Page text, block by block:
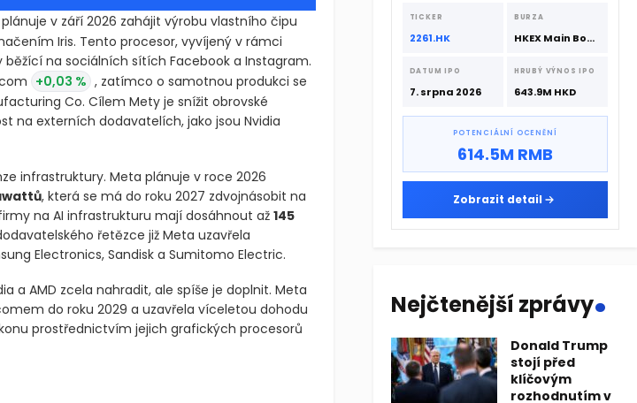
v září 2026 zahájit výrobu vlastního čipu
Iris. Tento procesor, vyvíjený v rámci
běžící na sociálních sítích Facebook a Instagram.
+0,03 % , zatímco o samotnou produkci se
Co. Cílem Mety je snížit obrovské
na externích dodavatelích, jako jsou Nvidia
infrastruktury. Meta plánuje v roce 2026
, která se má do roku 2027 zdvojnásobit na
na AI infrastrukturu mají dosáhnout až 145
řetězce již Meta uzavřela
Electronics, Sandisk a Sumitomo Electric.
a AMD zcela nahradit, ale spíše je doplnit. Meta
do roku 2029 a uzavřela víceletou dohodu
prostřednictvím jejich grafických procesorů
2026 zahájit výrobu vlastního čipu pro umělou inteligenci s kódovým označením Iris. Tento
srpna 2026 s podporou CATL a
Hillhouse Investment.
TICKER
2261.HK
BURZA
HKEX Main Board
DATUM IPO
7. srpna 2026
HRUBÝ VÝNOS IPO
643.9M HKD
POTENCIÁLNÍ OCENĚNÍ
614.5M RMB
Zobrazit detail
Nejčtenější zprávy.
Donald Trump
stojí před
klíčovým
rozhodnutím v